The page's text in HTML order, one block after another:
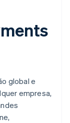
global e
empresa,